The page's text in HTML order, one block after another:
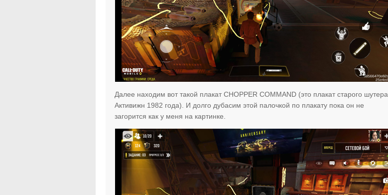
Далее находим вот такой плакат CHOPPER COMMAND (это плакат старого шутера
Активижн 1982 года). И долго дубасим этой палочкой по плакату пока он не
загорится как у меня на картинке.